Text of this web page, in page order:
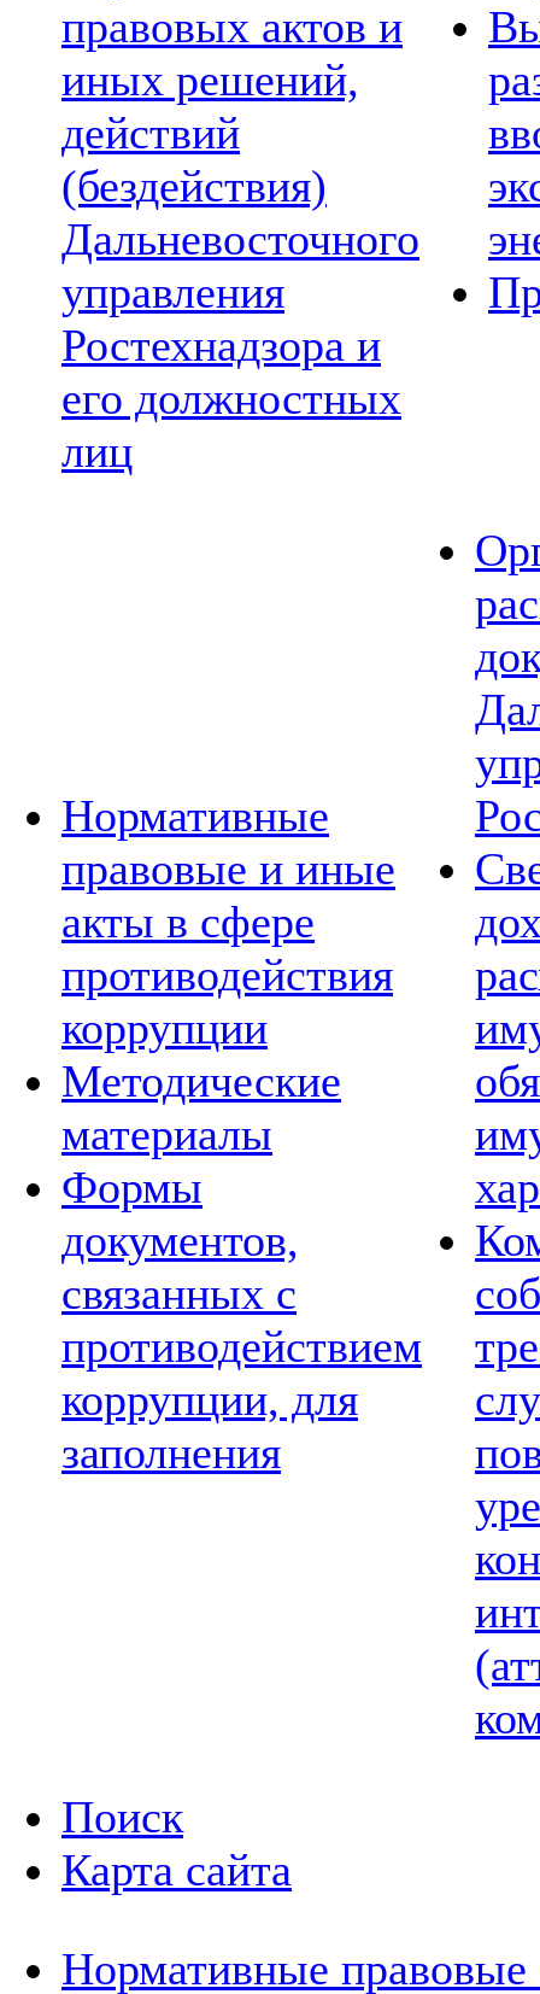
правовых актов и
иных решений,
действий
(бездействия)
Дальневосточного
управления
Ростехнадзора и
его должностных
лиц
Нормативные
правовые и иные
акты в сфере
противодействия
коррупции
Методические
материалы
Формы
документов,
связанных с
противодействием
коррупции, для
заполнения
Поиск
Карта сайта
Нормативные правовые